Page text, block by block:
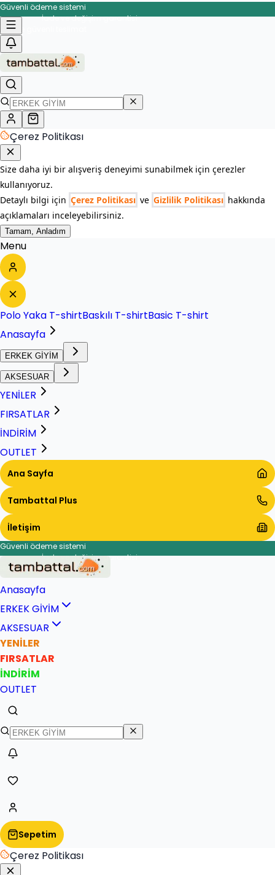
Güvenli ödeme sistemi
İade ve değişim garantisi
teslimat
Çerez Politikası
Size daha iyi bir alışveriş deneyimi sunabilmek için çerezler
kullanıyoruz.
Detaylı bilgi için Çerez Politikası ve Gizlilik Politikası hakkında
açıklamaları inceleyebilirsiniz.
Tamam, Anladım
Menu
Polo Yaka T-shirtBaskılı T-shirtBasic T-shirt
Anasayfa
ERKEK GİYİM
AKSESUAR
YENİLER
FIRSATLAR
İNDİRİM
OUTLET
Ana Sayfa
Tambattal Plus
İletişim
Güvenli ödeme sistemi
İade ve değişim garantisi
teslimat
Anasayfa
ERKEK GİYİM
AKSESUAR
YENİLER
FIRSATLAR
İNDİRİM
OUTLET
Sepetim
Çerez Politikası